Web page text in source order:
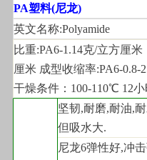
PA塑料(尼龙)
英文名称:Polyamide
比重:PA6-1.14克/立方厘米
厘米 成型收缩率:PA6-0.8-
干燥条件：100-110℃ 12小
坚韧,耐磨,耐油,
但吸水大.
尼龙6弹性好,冲